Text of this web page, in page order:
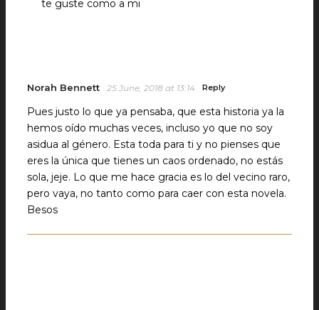
te guste como a mi
Norah Bennett 25 June, 2018 at 13:14 Reply
Pues justo lo que ya pensaba, que esta historia ya la
hemos oído muchas veces, incluso yo que no soy
asidua al género. Esta toda para ti y no pienses que
eres la única que tienes un caos ordenado, no estás
sola, jeje. Lo que me hace gracia es lo del vecino raro,
pero vaya, no tanto como para caer con esta novela.
Besos